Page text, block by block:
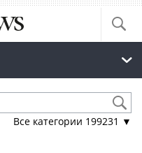
Все категории 199231 ▼